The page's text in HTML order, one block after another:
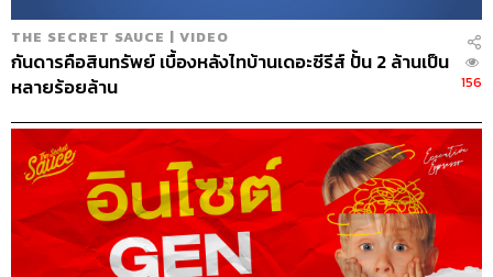
544
ABOUT THE HOST
THE SECRET SAUCE | VIDEO
กันดารคือสินทรัพย์ เบื้องหลังไทบ้านเดอะซีรีส์ ปั้น 2 ล้านเป็น
หลายร้อยล้าน
156